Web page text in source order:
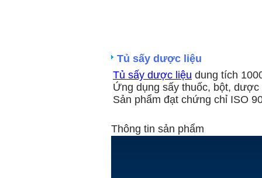
Tủ sấy dược liệu
Tủ sấy dược liệu dung tích
Ứng dụng sấy thuốc, bột,
Sản phẩm đạt chứng chỉ ISO
Thông tin sản phẩm